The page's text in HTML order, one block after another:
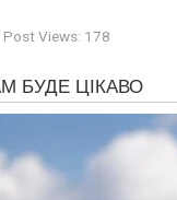
Post Views: 178